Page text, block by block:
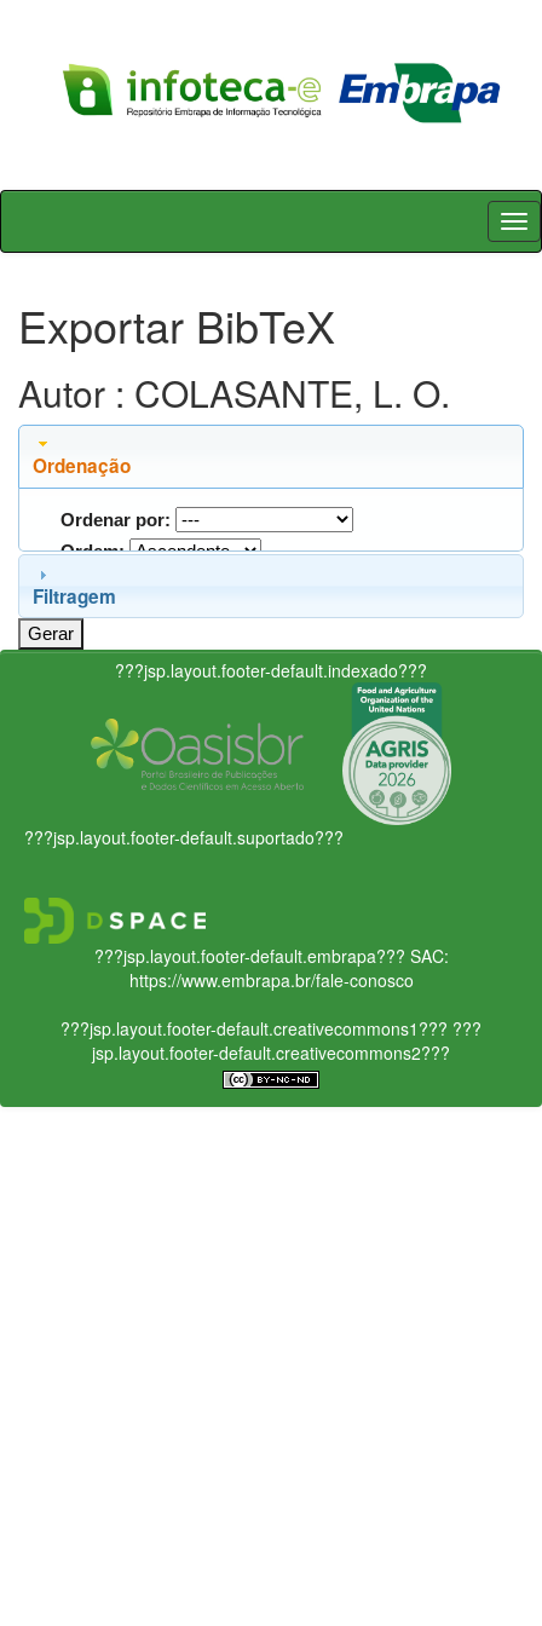
Skip
Exportar BibTeX
Autor : COLASANTE, L. O.
Ordenação
Ordenar por:
Ordem:
Filtragem
???jsp.layout.footer-default.indexado???
???jsp.layout.footer-default.suportado???
???jsp.layout.footer-default.embrapa??? SAC:
https://www.embrapa.br/fale-conosco
???jsp.layout.footer-default.creativecommons1??? ???
jsp.layout.footer-default.creativecommons2???